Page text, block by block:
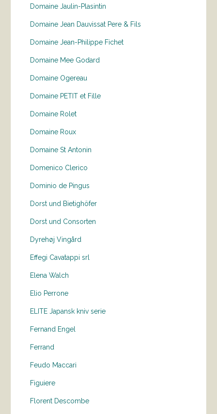
Domaine Jaulin-Plasintin
Domaine Jean Dauvissat Pere & Fils
Domaine Jean-Philippe Fichet
Domaine Mee Godard
Domaine Ogereau
Domaine PETIT et Fille
Domaine Rolet
Domaine Roux
Domaine St Antonin
Domenico Clerico
Dominio de Pingus
Dorst und Bietighöfer
Dorst und Consorten
Dyrehøj Vingård
Effegi Cavatappi srl
Elena Walch
Elio Perrone
ELITE Japansk kniv serie
Fernand Engel
Ferrand
Feudo Maccari
Figuiere
Florent Descombe